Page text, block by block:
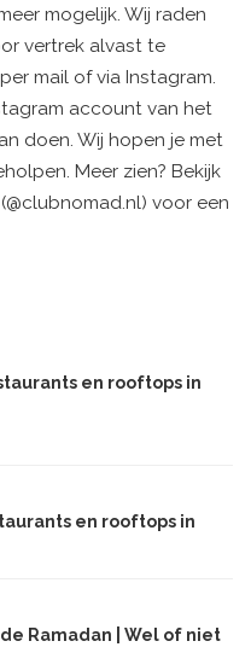
mogelijk. Wij raden
vertrek alvast te
mail of via Instagram.
account van het
doen. Wij hopen je met
Meer zien? Bekijk
voor een
en rooftops in
en rooftops in
Ramadan | Wel of niet